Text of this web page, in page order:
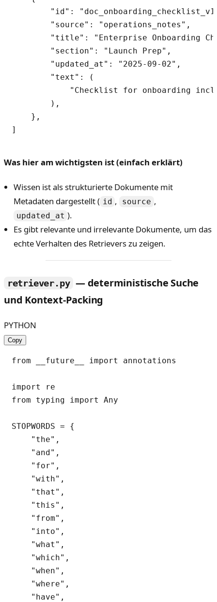
"id":
        "source": "operations_notes",
"title": "Enterprise Onboarding
        "section": "Launch Prep",
        "updated_at": "2025-09-02",
        "text": (
"Checklist for onboarding
        ),
    },
Was hier am wichtigsten ist (einfach erklärt)
Wissen ist als strukturierte Dokumente mit
Metadaten dargestellt ( id , source ,
updated_at ).
Es gibt relevante und irrelevante Dokumente, um das
echte Verhalten des Retrievers zu zeigen.
retriever.py — deterministische Suche
und Kontext-Packing
PYTHON
Copy
from __future__ import annotations
import re
from typing import Any
STOPWORDS = {
    "the",
    "and",
    "for",
    "with",
    "that",
    "this",
    "from",
    "into",
    "what",
    "which",
    "when",
    "where",
    "have",